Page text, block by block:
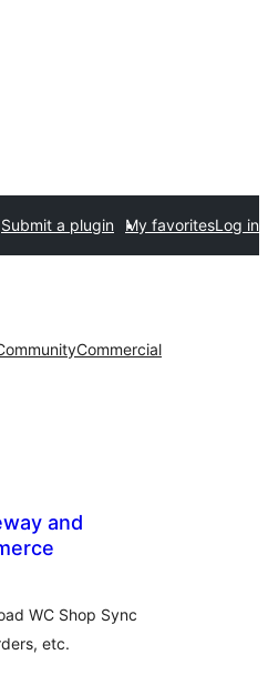
Submit a plugin My favoritesLog in
Commercial
and
WC Shop Sync
etc.